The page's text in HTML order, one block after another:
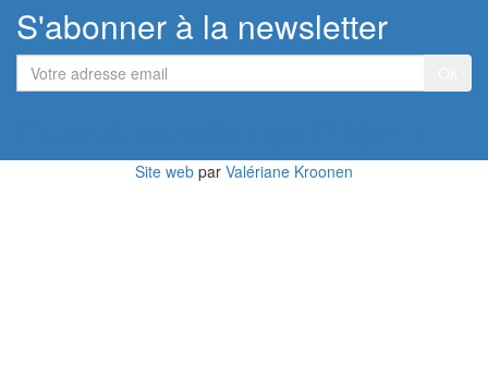
S'abonner à la newsletter
Votre
adresse
Site web par Valériane Kroonen